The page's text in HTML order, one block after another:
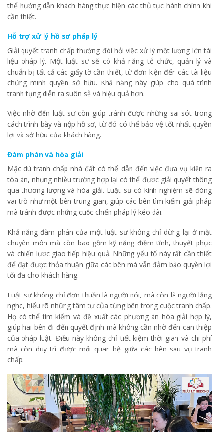
thể hướng dẫn khách hàng thực hiện các thủ tục hành chính khi
cần thiết.
Hỗ trợ xử lý hồ sơ pháp lý
Giải quyết tranh chấp thường đòi hỏi việc xử lý một lượng lớn tài
liệu pháp lý. Một luật sư sẽ có khả năng tổ chức, quản lý và
chuẩn bị tất cả các giấy tờ cần thiết, từ đơn kiện đến các tài liệu
chứng minh quyền sở hữu. Khả năng này giúp cho quá trình
tranh tụng diễn ra suôn sẻ và hiệu quả hơn.
Việc nhờ đến luật sư còn giúp tránh được những sai sót trong
cách trình bày và nộp hồ sơ, từ đó có thể bảo vệ tốt nhất quyền
lợi và sở hữu của khách hàng.
Đàm phán và hòa giải
Mặc dù tranh chấp nhà đất có thể dẫn đến việc đưa vụ kiện ra
tòa án, nhưng nhiều trường hợp lại có thể được giải quyết thông
qua thương lượng và hòa giải. Luật sư có kinh nghiệm sẽ đóng
vai trò như một bên trung gian, giúp các bên tìm kiếm giải pháp
mà tránh được những cuộc chiến pháp lý kéo dài.
Khả năng đàm phán của một luật sư không chỉ dừng lại ở mặt
chuyên môn mà còn bao gồm kỹ năng điềm tĩnh, thuyết phục
và chiến lược giao tiếp hiệu quả. Những yếu tố này rất cần thiết
để đạt được thỏa thuận giữa các bên mà vẫn đảm bảo quyền lợi
tối đa cho khách hàng.
Luật sư không chỉ đơn thuần là người nói, mà còn là người lắng
nghe, hiểu rõ những tâm tư của từng bên trong cuộc tranh chấp.
Họ có thể tìm kiếm và đề xuất các phương án hòa giải hợp lý,
giúp hai bên đi đến quyết định mà không cần nhờ đến can thiệp
của pháp luật. Điều này không chỉ tiết kiệm thời gian và chi phí
mà còn duy trì được mối quan hệ giữa các bên sau vụ tranh
chấp.